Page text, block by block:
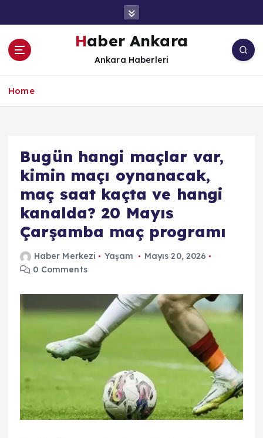
Haber Ankara
Ankara Haberleri
Home
Bugün hangi maçlar var,
kimin maçı oynanacak,
maç saat kaçta ve hangi
kanalda? 20 Mayıs
Çarşamba maç programı
Haber Merkezi Yaşam
Mayıs 20, 2026
0 Comments